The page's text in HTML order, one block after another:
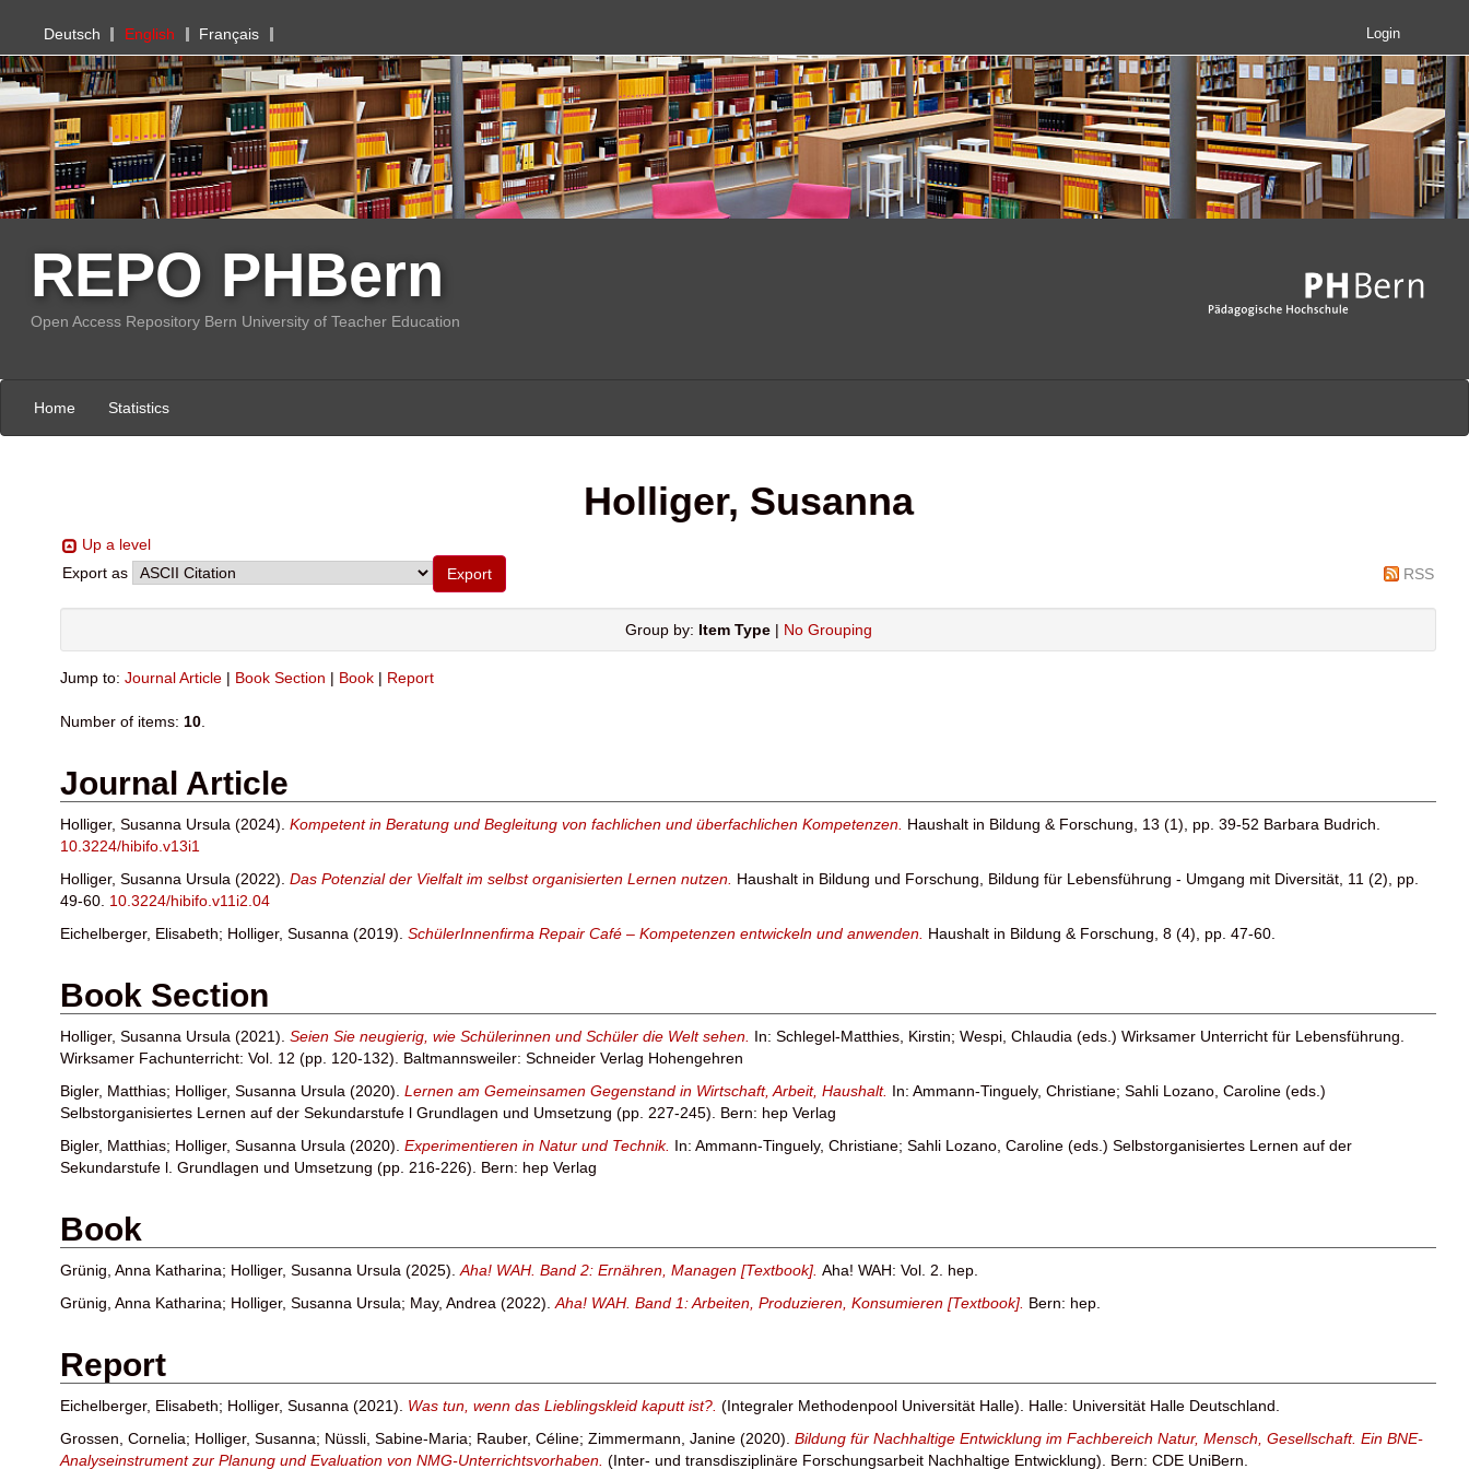
PHBern
Deutsch English Français Login
REPO PHBern
Open Access Repository Bern University of Teacher Education
Home Statistics
Holliger, Susanna
Up a level
Export as
RSS
Group by: Item Type| No Grouping
Jump to: Journal Article | Book Section | Book | Report
Number of items: 10.
Journal Article
Holliger, Susanna Ursula (2024). Kompetent in Beratung und Begleitung von fachlichen und überfachlichen Kompetenzen. Haushalt in Bildung & Forschung, 13 (1), pp. 39-52 Barbara Budrich.
10.3224/hibifo.v13i1
Holliger, Susanna Ursula (2022). Das Potenzial der Vielfalt im selbst organisierten Lernen nutzen. Haushalt in Bildung und Forschung, Bildung für Lebensführung - Umgang mit Diversität, 11 (2), pp.
49-60. 10.3224/hibifo.v11i2.04
Eichelberger, Elisabeth; Holliger, Susanna (2019). SchülerInnenfirma Repair Café – Kompetenzen entwickeln und anwenden. Haushalt in Bildung & Forschung, 8 (4), pp. 47-60.
Book Section
Holliger, Susanna Ursula (2021). Seien Sie neugierig, wie Schülerinnen und Schüler die Welt sehen. In: Schlegel-Matthies, Kirstin; Wespi, Chlaudia (eds.) Wirksamer Unterricht für Lebensführung.
Wirksamer Fachunterricht: Vol. 12 (pp. 120-132). Baltmannsweiler: Schneider Verlag Hohengehren
Bigler, Matthias; Holliger, Susanna Ursula (2020). Lernen am Gemeinsamen Gegenstand in Wirtschaft, Arbeit, Haushalt. In: Ammann-Tinguely, Christiane; Sahli Lozano, Caroline (eds.)
Selbstorganisiertes Lernen auf der Sekundarstufe l Grundlagen und Umsetzung (pp. 227-245). Bern: hep Verlag
Bigler, Matthias; Holliger, Susanna Ursula (2020). Experimentieren in Natur und Technik. In: Ammann-Tinguely, Christiane; Sahli Lozano, Caroline (eds.) Selbstorganisiertes Lernen auf der
Sekundarstufe l. Grundlagen und Umsetzung (pp. 216-226). Bern: hep Verlag
Book
Grünig, Anna Katharina; Holliger, Susanna Ursula (2025).Aha! WAH. Band 2: Ernähren, Managen [Textbook]. Aha! WAH: Vol. 2. hep.
Grünig, Anna Katharina; Holliger, Susanna Ursula; May, Andrea (2022).Aha! WAH. Band 1: Arbeiten, Produzieren, Konsumieren [Textbook]. Bern: hep.
Report
Eichelberger, Elisabeth; Holliger, Susanna (2021). Was tun, wenn das Lieblingskleid kaputt ist?. (Integraler Methodenpool Universität Halle). Halle: Universität Halle Deutschland.
Grossen, Cornelia; Holliger, Susanna; Nüssli, Sabine-Maria; Rauber, Céline; Zimmermann, Janine (2020). Bildung für Nachhaltige Entwicklung im Fachbereich Natur, Mensch, Gesellschaft. Ein BNE-
Analyseinstrument zur Planung und Evaluation von NMG-Unterrichtsvorhaben. (Inter- und transdisziplinäre Forschungsarbeit Nachhaltige Entwicklung). Bern: CDE UniBern.